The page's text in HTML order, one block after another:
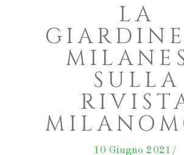
LA
SULLA
10 Giugno 2021